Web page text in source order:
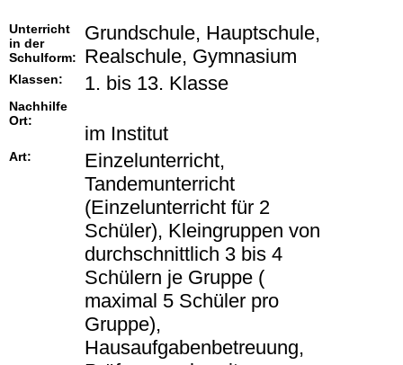
Unterricht
in der
Schulform:
Grundschule, Hauptschule,
Realschule, Gymnasium
Klassen: 1. bis 13. Klasse
Nachhilfe
Ort:
im Institut
Art:
Einzelunterricht,
Tandemunterricht
(Einzelunterricht für 2
Schüler), Kleingruppen von
durchschnittlich 3 bis 4
Schülern je Gruppe (
maximal 5 Schüler pro
Gruppe),
Hausaufgabenbetreuung,